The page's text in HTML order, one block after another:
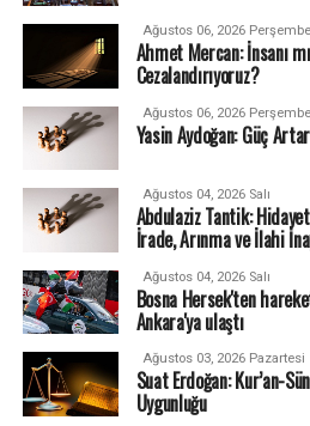
Ağustos 06, 2026 Perşembe
Ahmet Mercan: İnsanı
Cezalandırıyoruz?
Ağustos 06, 2026 Perşembe
Yasin Aydoğan: Güç
Ağustos 04, 2026 Salı
Abdulaziz Tantik:
İrade, Arınma ve İlahi
Ağustos 04, 2026 Salı
Bosna Hersek'ten
Ankara'ya ulaştı
Ağustos 03, 2026 Pazartesi
Suat Erdoğan: Kur’an-
Uygunluğu